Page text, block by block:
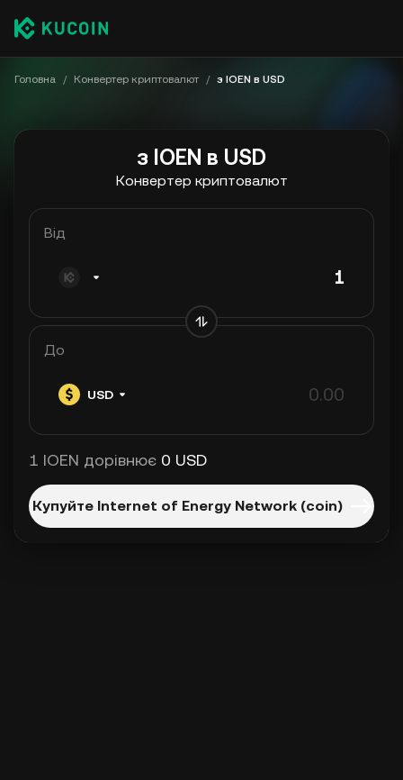
Головна / Конвертер криптовалют / з IOEN в USD
з IOEN в USD
Конвертер криптовалют
Від
До
USD
1 IOEN дорівнює 0 USD
Купуйте Internet of Energy Network (coin)